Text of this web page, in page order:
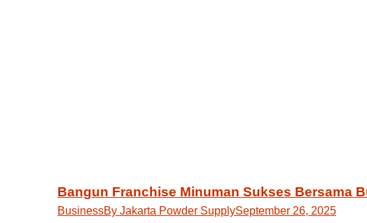
Bangun Franchise Minuman Sukses Bersama
BusinessBy Jakarta Powder SupplySeptember 26, 2025